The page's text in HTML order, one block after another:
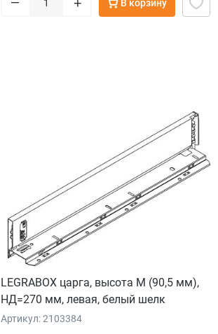
В корзину
LEGRABOX царга, высота M (90,5 мм),
НД=270 мм, левая, белый шелк
Артикул: 2103384